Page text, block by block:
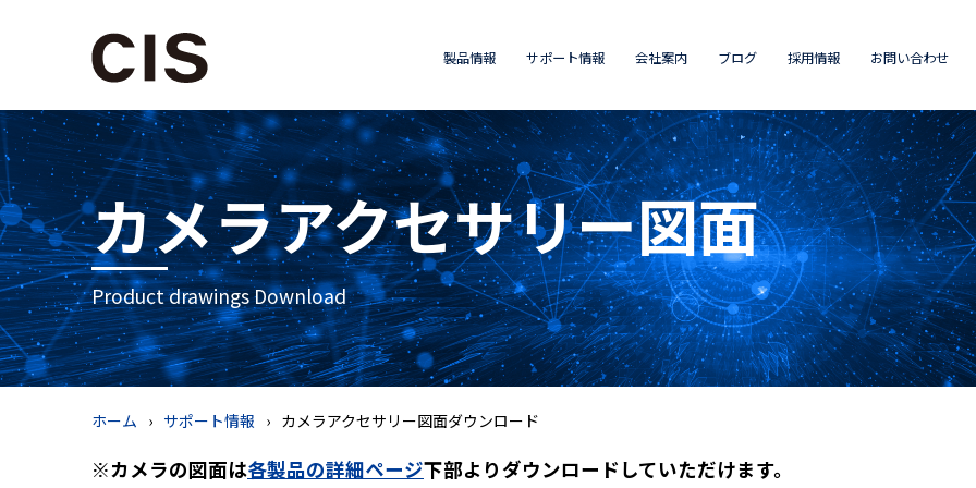
製品情報 サポート情報 会社案内 ブログ 採用情報 お問い合わせ
カメラアクセサリー図面
Product drawings Download
ホーム サポート情報 カメラアクセサリー図面ダウンロード
※カメラの図面は各製品の詳細ページ下部よりダウンロードしていただけます。